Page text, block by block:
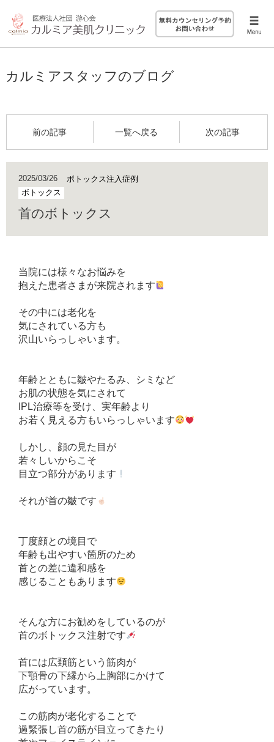
カルミアスタッフのブログ
前の記事 一覧へ戻る 次の記事
2025/03/26
ボトックス注入症例
ボトックス
首のボトックス
当院には様々なお悩みを
抱えた患者さまが来院されます
その中には老化を
気にされている方も
沢山いらっしゃいます。
年齢とともに皺やたるみ、シミなど
お肌の状態を気にされて
IPL治療等を受け、実年齢より
お若く見える方もいらっしゃいます
しかし、顔の見た目が
若々しいからこそ
目立つ部分があります
それが首の皺です
丁度顔との境目で
年齢も出やすい箇所のため
首との差に違和感を
感じることもあります
そんな方にお勧めをしているのが
首のボトックス注射です
首には広頚筋という筋肉が
下顎骨の下縁から上胸部にかけて
広がっています。
この筋肉が老化することで
過緊張し首の筋が目立ってきたり